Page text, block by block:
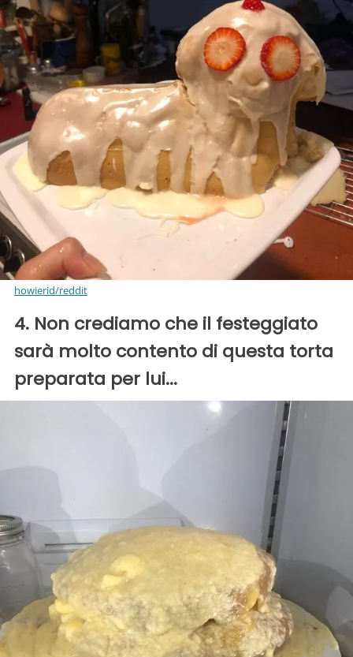
howierid/reddit
4. Non crediamo che il festeggiato
sarà molto contento di questa torta
preparata per lui...